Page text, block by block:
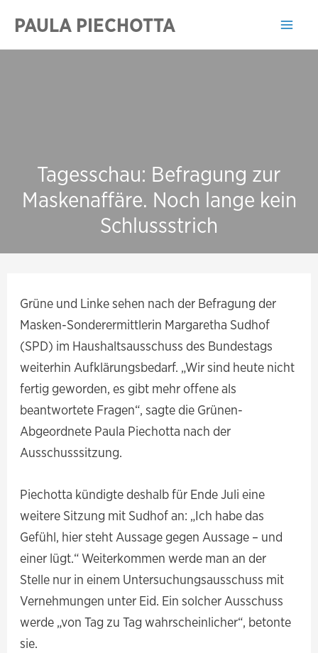
Inhalt
springen
PAULA PIECHOTTA
Tagesschau: Befragung zur
Maskenaffäre. Noch lange kein
Schlussstrich
Grüne und Linke sehen nach der Befragung der
Masken-Sonderermittlerin Margaretha Sudhof
(SPD) im Haushaltsausschuss des Bundestags
weiterhin Aufklärungsbedarf. „Wir sind heute nicht
fertig geworden, es gibt mehr offene als
beantwortete Fragen“, sagte die Grünen-
Abgeordnete Paula Piechotta nach der
Ausschusssitzung.
Piechotta kündigte deshalb für Ende Juli eine
weitere Sitzung mit Sudhof an: „Ich habe das
Gefühl, hier steht Aussage gegen Aussage – und
einer lügt.“ Weiterkommen werde man an der
Stelle nur in einem Untersuchungsausschuss mit
Vernehmungen unter Eid. Ein solcher Ausschuss
werde „von Tag zu Tag wahrscheinlicher“, betonte
sie.